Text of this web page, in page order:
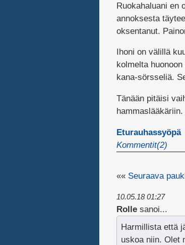
Ruokahaluani en
annoksesta
oksentanut.
Ihoni on välillä
kolmelta
kana-sörsseliä.
Tänään pitäisi
hammaslääkäriin.
Eturauhassyöpä
Kommentit(2)
«« Seuraava
10.05.18 01:27
Rollesanoi...
Harmillista että
uskoa niin. Olet